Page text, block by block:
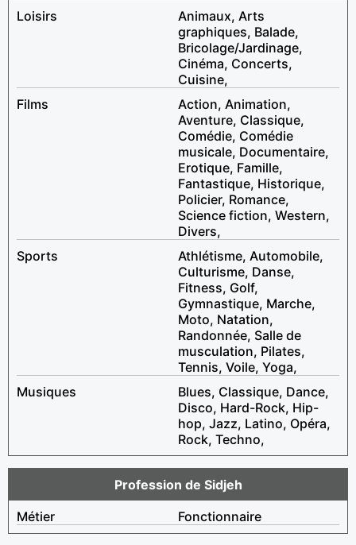
Loisirs
Animaux, Arts
graphiques, Balade,
Bricolage/Jardinage,
Cinéma, Concerts,
Cuisine,
Films
Action, Animation,
Aventure, Classique,
Comédie, Comédie
musicale, Documentaire,
Erotique, Famille,
Fantastique, Historique,
Policier, Romance,
Science fiction, Western,
Divers,
Sports
Athlétisme, Automobile,
Culturisme, Danse,
Fitness, Golf,
Gymnastique, Marche,
Moto, Natation,
Randonnée, Salle de
musculation, Pilates,
Tennis, Voile, Yoga,
Musiques
Blues, Classique, Dance,
Disco, Hard-Rock, Hip-
hop, Jazz, Latino, Opéra,
Rock, Techno,
Profession de Sidjeh
Métier
Fonctionnaire